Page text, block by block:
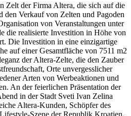
Zelt der Firma Altera, die sich auf die
den Verkauf von Zelten und Pagoden
von Veranstaltungen unter
die realisierte Investition in Höhe von
Die Investition in eine einzigartige
auf einer Gesamtfläche von 7511 m2
der Altera-Zelte, die den Zauber
Orte unvergesslicher
Arten von Werbeaktionen und
An der feierlichen Präsentation der
in der Stadt Sveti Ivan Zelina
Altera-Kunden, Schöpfer des
Szene der Republik Kroatien,